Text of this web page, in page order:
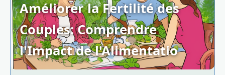
Améliorer la Fertilité des
Couples: Comprendre
l'Impact de l'Alimentatio